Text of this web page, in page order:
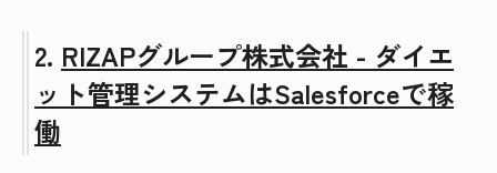
2. RIZAPグループ株式会社 - ダイエ
ット管理システムはSalesforceで稼
働